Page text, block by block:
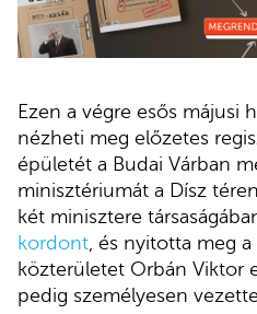
Ezen a végre esős májusi
nézheti meg előzetes
épületét a Budai Várban
minisztériumát a Dísz
két minisztere
kordont , és nyitotta meg
közterületet Orbán Viktor
pedig személyesen